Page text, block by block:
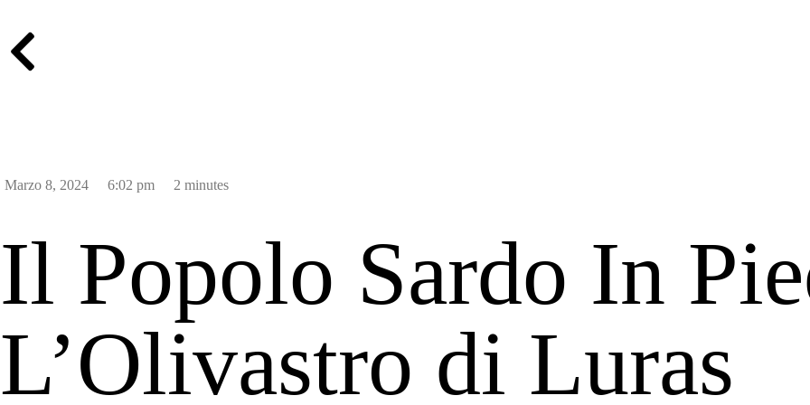
Marzo 8, 2024 6:02 pm 2 minutes
Il Popolo Sardo In
L’Olivastro di Luras